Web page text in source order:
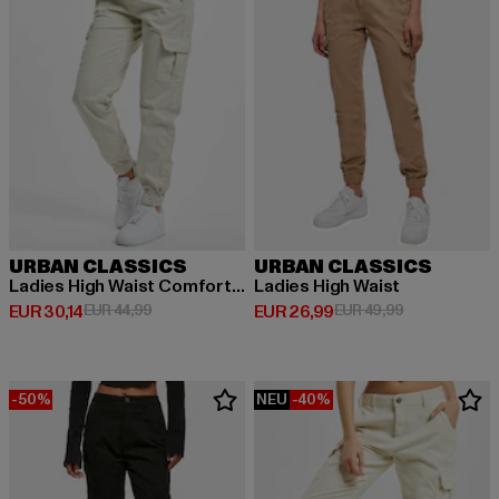
URBAN CLASSICS
Ladies High Waist Comfort Jogging
EUR 30,14
Derzeitiger Preis: EUR 30,14
EUR 44,99Aktionspreis: EUR 44,99
URBAN CLASSICS
Ladies High Waist
EUR 26,99
Derzeitiger Preis: EUR 26,99
EUR 49,99Aktionspreis:
-50% NEU -40%